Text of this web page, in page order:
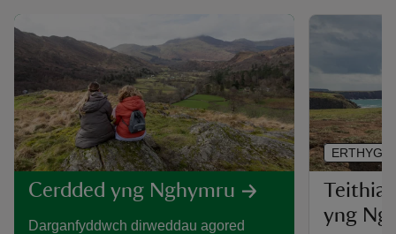
Cerdded yng Nghymru
Darganfyddwch dirweddau agored
yng
ERTHYGL